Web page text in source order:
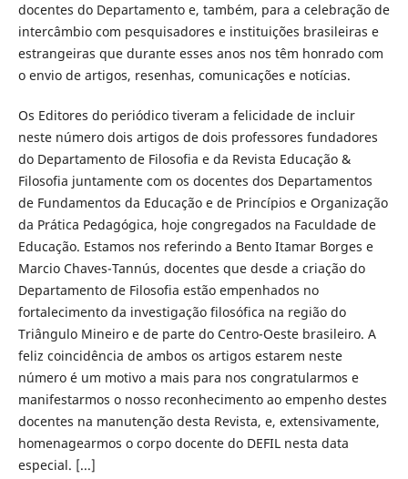
docentes do Departamento e, também, para a celebração de
intercâmbio com pesquisadores e instituições brasileiras e
estrangeiras que durante esses anos nos têm honrado com
o envio de artigos, resenhas, comunicações e notícias.
Os Editores do periódico tiveram a felicidade de incluir
neste número dois artigos de dois professores fundadores
do Departamento de Filosofia e da Revista Educação &
Filosofia juntamente com os docentes dos Departamentos
de Fundamentos da Educação e de Princípios e Organização
da Prática Pedagógica, hoje congregados na Faculdade de
Educação. Estamos nos referindo a Bento Itamar Borges e
Marcio Chaves-Tannús, docentes que desde a criação do
Departamento de Filosofia estão empenhados no
fortalecimento da investigação filosófica na região do
Triângulo Mineiro e de parte do Centro-Oeste brasileiro. A
feliz coincidência de ambos os artigos estarem neste
número é um motivo a mais para nos congratularmos e
manifestarmos o nosso reconhecimento ao empenho destes
docentes na manutenção desta Revista, e, extensivamente,
homenagearmos o corpo docente do DEFIL nesta data
especial. [...]